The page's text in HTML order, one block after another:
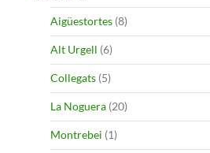
Aigüestortes (8)
Alt Urgell (6)
Collegats (5)
La Noguera (20)
Montrebei (1)